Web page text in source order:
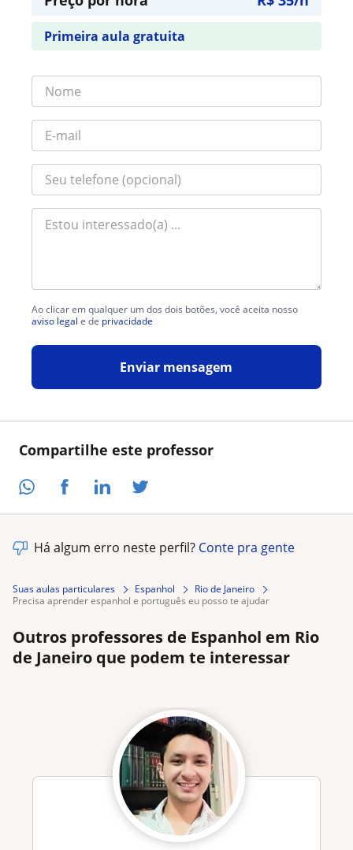
Compartilhe este professor
Primeira aula gratuita
Ao clicar em qualquer um dos dois botões, você aceita nosso
aviso legal e de privacidade
Enviar mensagem
Há algum erro neste perfil? Conte pra gente
Suas aulas particulares Espanhol
Rio de Janeiro
precisa aprender espanhol e português eu posso te ajudar
Outros professores de Espanhol em Rio
de Janeiro que podem te interessar